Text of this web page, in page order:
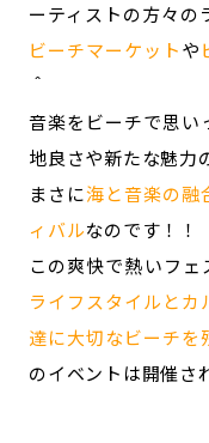
ーティストの方々の
ビーチマーケットや
＾
音楽をビーチで思い
地良さや新たな魅力
まさに海と音楽の融
ィバルなのです！！
この爽快で熱いフェ
ライフスタイルとカ
達に大切なビーチを
のイベントは開催さ